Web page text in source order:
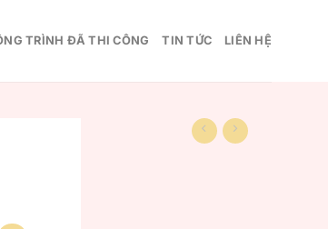
TRÌNH ĐÃ THI CÔNG TIN TỨC LIÊN HỆ